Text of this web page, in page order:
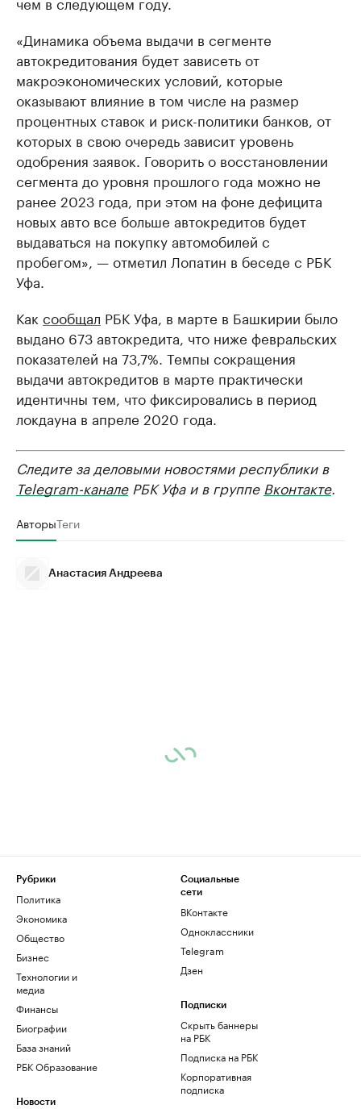
«Динамика объема выдачи в сегменте
автокредитования будет зависеть от
макроэкономических условий, которые
оказывают влияние в том числе на размер
процентных ставок и риск-политики банков, от
которых в свою очередь зависит уровень
одобрения заявок. Говорить о восстановлении
сегмента до уровня прошлого года можно не
ранее 2023 года, при этом на фоне дефицита
новых авто все больше автокредитов будет
выдаваться на покупку автомобилей с
пробегом», — отметил Лопатин в беседе с РБК
Уфа.
Как сообщал РБК Уфа, в марте в Башкирии было
выдано 673 автокредита, что ниже февральских
показателей на 73,7%. Темпы сокращения
выдачи автокредитов в марте практически
идентичны тем, что фиксировались в период
локдауна в апреле 2020 года.
Следите за деловыми новостями республики в
Telegram-каналеРБК Уфа и в группе Вконтакте.
АвторыТеги
Анастасия Андреева
Рубрики
Политика
Экономика
Общество
Бизнес
Технологии и
медиа
Финансы
Биографии
База знаний
РБК Образование
Новости
Социальные
сети
ВКонтакте
Одноклассники
Telegram
Дзен
Подписки
Скрыть баннеры
на РБК
Подписка на РБК
Корпоративная
подписка